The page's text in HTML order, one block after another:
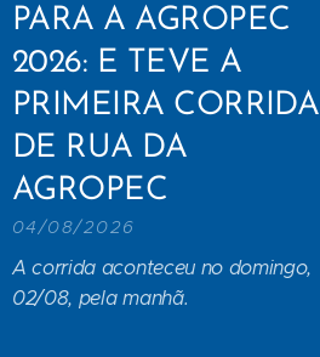
PARA A AGROPEC
2026: E TEVE A
PRIMEIRA CORRIDA
DE RUA DA
AGROPEC
04/08/2026
A corrida aconteceu no domingo,
02/08, pela manhã.